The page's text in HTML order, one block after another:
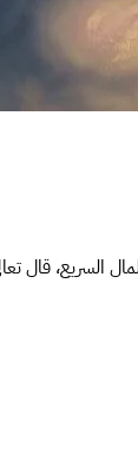
السريع، قال